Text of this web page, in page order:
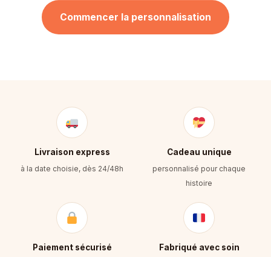
Commencer la personnalisation
Livraison express
à la date choisie, dès 24/48h
Cadeau unique
personnalisé pour chaque
histoire
Paiement sécurisé Fabriqué avec soin